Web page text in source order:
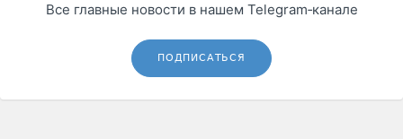
Все главные новости в нашем Telegram‑канале
ПОДПИСАТЬСЯ